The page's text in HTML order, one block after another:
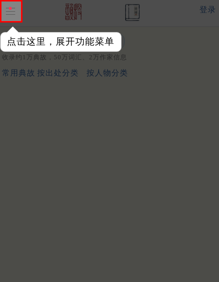
点击这里，展开功能菜单
登录
关键词：
收录约1万典故，50万词汇、2万作家信息
常用典故 按出处分类 按人物分类